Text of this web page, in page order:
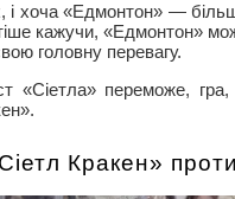
і хоча «Едмонтон» —
кажучи, «Едмонтон»
головну перевагу.
«Сіетла» переможе,
Кракен»